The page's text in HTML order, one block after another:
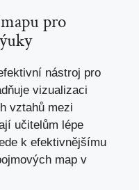
pro
nástroj pro
vizualizaci
vztahů mezi
učitelům lépe
k efektivnějšímu
map v